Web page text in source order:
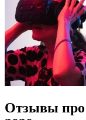
Отзывы про